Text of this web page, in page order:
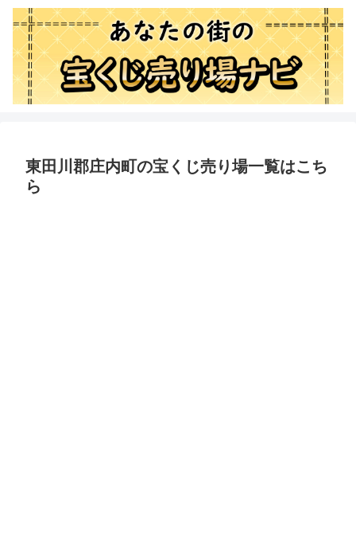
東田川郡庄内町の宝くじ売り場一覧はこち
ら